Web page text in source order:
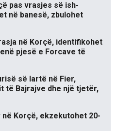
pas vrasjes së ish-
në banesë, zbulohet
në Korçë, identifikohet
pjesë e Forcave të
së lartë në Fier,
të Bajrajve dhe një tjetër,
Korçë, ekzekutohet 20-